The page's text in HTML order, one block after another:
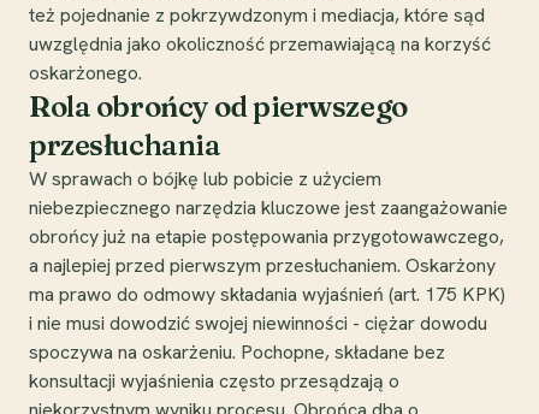
też pojednanie z pokrzywdzonym i mediacja, które sąd
uwzględnia jako okoliczność przemawiającą na korzyść
oskarżonego.
Rola obrońcy od pierwszego
przesłuchania
W sprawach o bójkę lub pobicie z użyciem
niebezpiecznego narzędzia kluczowe jest zaangażowanie
obrońcy już na etapie postępowania przygotowawczego,
a najlepiej przed pierwszym przesłuchaniem. Oskarżony
ma prawo do odmowy składania wyjaśnień (art. 175 KPK)
i nie musi dowodzić swojej niewinności - ciężar dowodu
spoczywa na oskarżeniu. Pochopne, składane bez
konsultacji wyjaśnienia często przesądzają o